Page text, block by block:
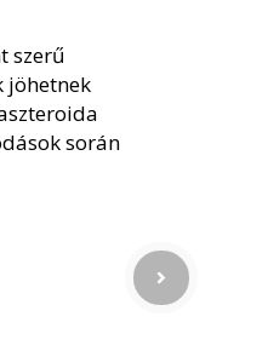
szerű
jöhetnek
során